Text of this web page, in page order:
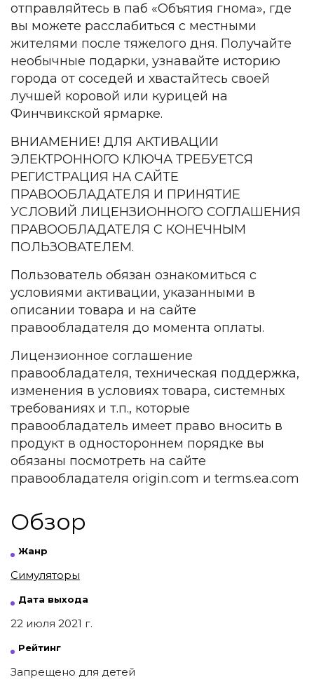
отправляйтесь в паб «Объятия гнома», где
вы можете расслабиться с местными
жителями после тяжелого дня. Получайте
необычные подарки, узнавайте историю
города от соседей и хвастайтесь своей
лучшей коровой или курицей на
Финчвикской ярмарке.
ВНИАМЕНИЕ! ДЛЯ АКТИВАЦИИ
ЭЛЕКТРОННОГО КЛЮЧА ТРЕБУЕТСЯ
РЕГИСТРАЦИЯ НА САЙТЕ
ПРАВООБЛАДАТЕЛЯ И ПРИНЯТИЕ
УСЛОВИЙ ЛИЦЕНЗИОННОГО СОГЛАШЕНИЯ
ПРАВООБЛАДАТЕЛЯ С КОНЕЧНЫМ
ПОЛЬЗОВАТЕЛЕМ.
Пользователь обязан ознакомиться с
условиями активации, указанными в
описании товара и на сайте
правообладателя до момента оплаты.
Лицензионное соглашение
правообладателя, техническая поддержка,
изменения в условиях товара, системных
требованиях и т.п., которые
правообладатель имеет право вносить в
продукт в одностороннем порядке вы
обязаны посмотреть на сайте
правообладателя origin.com и terms.ea.com
Обзор
Жанр
Симуляторы
Дата выхода
22 июля 2021 г.
Рейтинг
Запрещено для детей